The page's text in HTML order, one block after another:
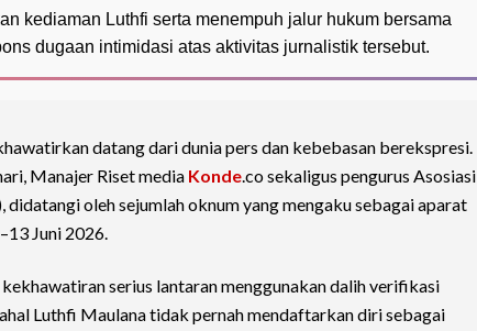
kediaman Luthfi serta menempuh jalur hukum bersama
dugaan intimidasi atas aktivitas jurnalistik tersebut.
datang dari dunia pers dan kebebasan berekspresi.
Manajer Riset media Konde.co sekaligus pengurus Asosiasi
didatangi oleh sejumlah oknum yang mengaku sebagai aparat
Juni 2026.
serius lantaran menggunakan dalih verifikasi
Luthfi Maulana tidak pernah mendaftarkan diri sebagai